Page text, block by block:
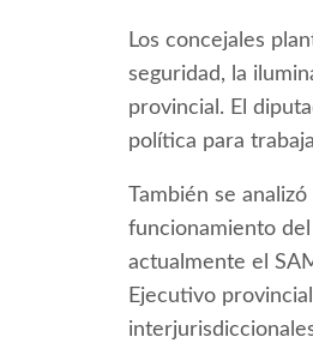
Los concejales
seguridad, la
provincial. El
política para
También se
funcionamiento
actualmente el
Ejecutivo